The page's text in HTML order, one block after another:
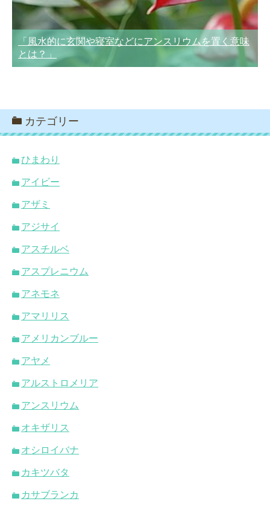
「風水的に玄関や寝室などにアンスリウムを置く意味
とは？」
カテゴリー
ひまわり
アイビー
アザミ
アジサイ
アスチルベ
アスプレニウム
アネモネ
アマリリス
アメリカンブルー
アヤメ
アルストロメリア
アンスリウム
オキザリス
オシロイバナ
カキツバタ
カサブランカ